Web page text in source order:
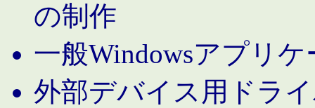
の制作
一般Windowsアプリ
外部デバイス用ドラ